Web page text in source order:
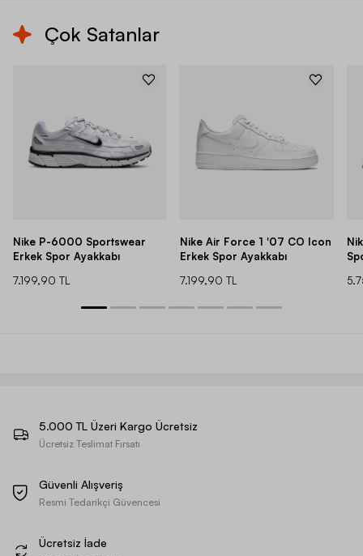
Çok Satanlar
Nike P-6000 Sportswear
Erkek Spor Ayakkabı
7.199,90 TL
Nike Air Force 1 '07 CO Icon
Erkek Spor Ayakkabı
7.199,90 TL
5.000 TL Üzeri Kargo Ücretsiz
Ücretsiz Teslimat Fırsatı
Güvenli Alışveriş
Resmi Tedarikçi Güvencesi
Ücretsiz İade